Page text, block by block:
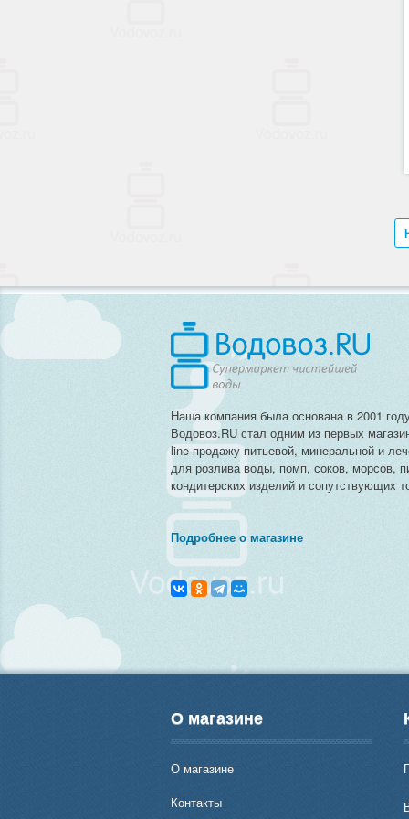
Наша компания была основана в 2001
Водовоз.RU стал одним из первых
line продажу питьевой, минеральной и
для розлива воды, помп, соков, морсов,
кондитерских изделий и сопутствующих
Подробнее о магазине
О магазине
О магазине
Контакты